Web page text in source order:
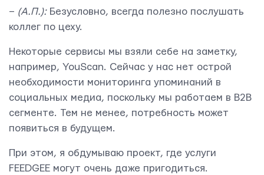
– (А.П.):Безусловно, всегда полезно послушать
коллег по цеху.
Некоторые сервисы мы взяли себе на заметку,
например, YouScan. Сейчас у нас нет острой
необходимости мониторинга упоминаний в
социальных медиа, поскольку мы работаем в B2B
сегменте. Тем не менее, потребность может
появиться в будущем.
При этом, я обдумываю проект, где услуги
FEEDGEE могут очень даже пригодиться.
ОТПРАВИТЬ
Мы вам ответим в течении24 часов.